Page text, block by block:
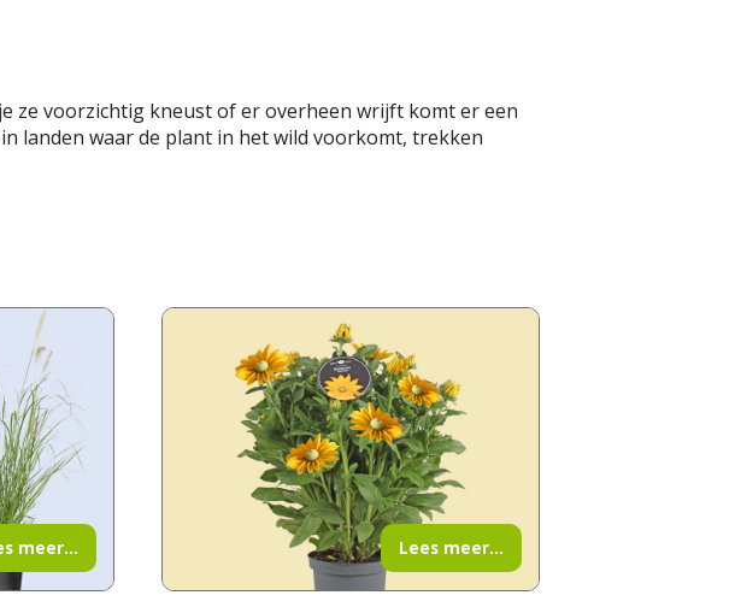
ze voorzichtig kneust of er overheen wrijft komt er een
landen waar de plant in het wild voorkomt, trekken
meer... Lees meer...